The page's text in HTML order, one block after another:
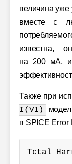
величина
вместе с
известна,
на 200 мА,
Также при
I(V1)
в SPICE Error
Total